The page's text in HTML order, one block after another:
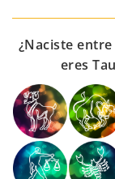
¿Naciste
eres